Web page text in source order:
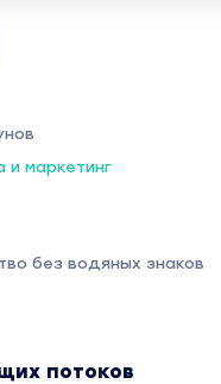
и маркетинг
без водяных знаков
потоков